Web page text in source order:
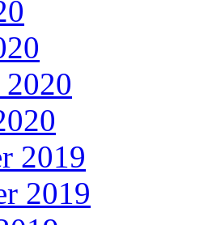
2019
2019